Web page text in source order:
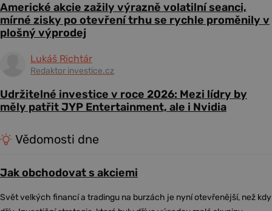
Americké akcie zažily výrazně volatilní seanci,
mírné zisky po otevření trhu se rychle proměnily v
plošný výprodej
Lukáš Richtár
Redaktor investice.cz
Udržitelné investice v roce 2026: Mezi lídry by
měly patřit JYP Entertainment, ale i Nvidia
Vědomosti dne
Jak obchodovat s akciemi
Svět velkých financí a tradingu na burzách je nyní otevřenější, než kdy